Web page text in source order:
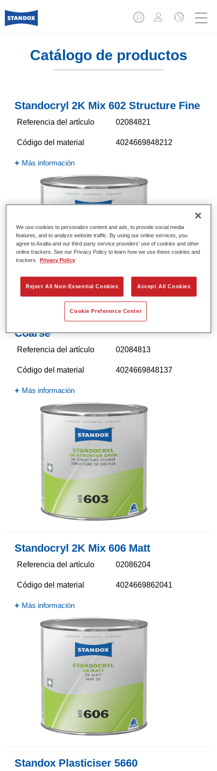
Catálogo de productos
Standocryl 2K Mix 602 Structure Fine
Referencia del artículo 02084821
Código del material 4024669848212
Más información
Standocryl 2K Mix 603 Structure
Coarse
Referencia del artículo 02084813
Código del material 4024669848137
Más información
Standocryl 2K Mix 606 Matt
Referencia del artículo 02086204
Código del material 4024669862041
Más información
Standox Plasticiser 5660​
We use cookies to personalize content and ads, to provide social media
features, and to analyze website traffic. By using our online services, you
agree to Axalta and our third-party service providers’ use of cookies and other
online trackers. See our Privacy Policy to learn how we use these cookies and
trackers.
Privacy Policy
Reject All Non-Essential Cookies Accept All Cookies
Cookie Preference Center